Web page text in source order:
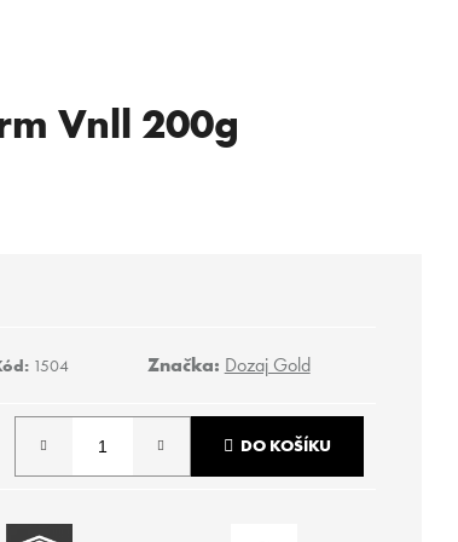
Vnll 200g
1504 Značka: Dozaj Gold
DO KOŠÍKU
Následující